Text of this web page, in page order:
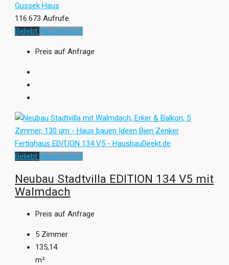
Gussek Haus
116.673 Aufrufe
Beliebt Hausentwurf
Preis auf Anfrage
Beliebt Hausentwurf
Neubau Stadtvilla EDITION 134 V5 mit
Walmdach
Preis auf Anfrage
5 Zimmer
135,14
m²